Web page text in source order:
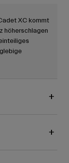
XC kommt
höherschlagen